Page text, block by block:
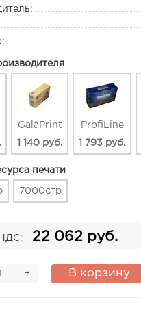
GalaPrint
1 140 руб.
ProfiLine
1 793 руб.
печати
7000стр
НДС: 22 062 руб.
+ В корзину